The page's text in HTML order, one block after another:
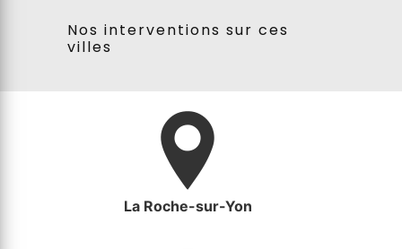
Nos interventions sur ces
villes
La Roche-sur-Yon